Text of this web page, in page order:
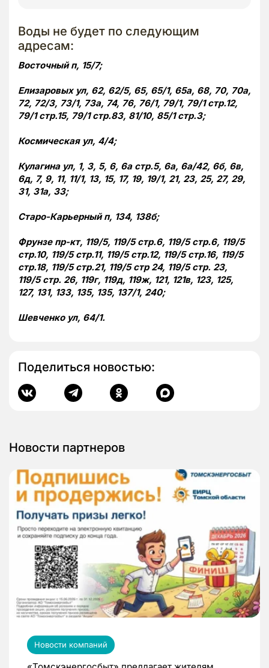
Воды не будет по следующим
адресам:
Восточный п, 15/7;
Елизаровых ул, 62, 62/5, 65, 65/1, 65а, 68, 70, 70а,
72, 72/3, 73/1, 73а, 74, 76, 76/1, 79/1, 79/1 стр.12,
79/1 стр.15, 79/1 стр.83, 81/10, 85/1 стр.3;
Космическая ул, 4/4;
Кулагина ул, 1, 3, 5, 6, 6а стр.5, 6а, 6а/42, 6б, 6в,
6д, 7, 9, 11, 11/1, 13, 15, 17, 19, 19/1, 21, 23, 25, 27, 29,
31, 31а, 33;
Старо-Карьерный п, 134, 138б;
Фрунзе пр-кт, 119/5, 119/5 стр.6, 119/5 стр.6, 119/5
стр.10, 119/5 стр.11, 119/5 стр.12, 119/5 стр.16, 119/5
стр.18, 119/5 стр.21, 119/5 стр 24, 119/5 стр. 23,
119/5 стр. 26, 119г, 119д, 119ж, 121, 121в, 123, 125,
127, 131, 133, 135, 135, 137/1, 240;
Шевченко ул, 64/1.
Поделиться новостью:
Новости партнеров
Новости компаний